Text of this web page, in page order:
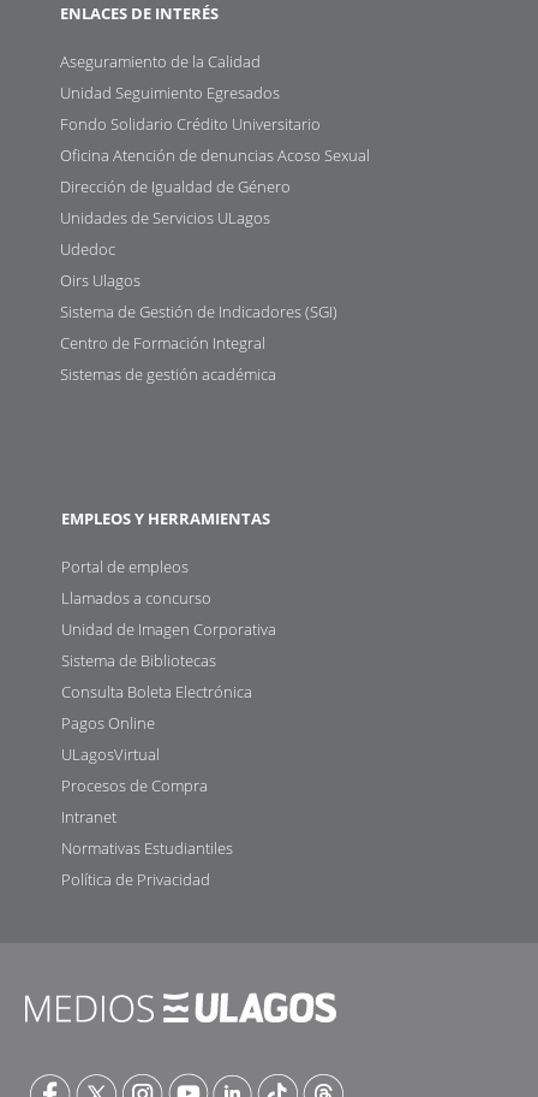
ENLACES DE INTERÉS
Aseguramiento de la Calidad
Unidad Seguimiento Egresados
Fondo Solidario Crédito Universitario
Oficina Atención de denuncias Acoso Sexual
Dirección de Igualdad de Género
Unidades de Servicios ULagos
Udedoc
Oirs Ulagos
Sistema de Gestión de Indicadores (SGI)
Centro de Formación Integral
Sistemas de gestión académica
EMPLEOS Y HERRAMIENTAS
Portal de empleos
Llamados a concurso
Unidad de Imagen Corporativa
Sistema de Bibliotecas
Consulta Boleta Electrónica
Pagos Online
ULagosVirtual
Procesos de Compra
Intranet
Normativas Estudiantiles
Política de Privacidad